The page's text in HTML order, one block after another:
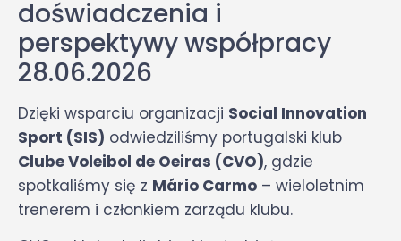
doświadczenia i
perspektywy współpracy
28.06.2026
Dzięki wsparciu organizacji Social Innovation
Sport (SIS) odwiedziliśmy portugalski klub
Clube Voleibol de Oeiras (CVO), gdzie
spotkaliśmy się z Mário Carmo – wieloletnim
trenerem i członkiem zarządu klubu.